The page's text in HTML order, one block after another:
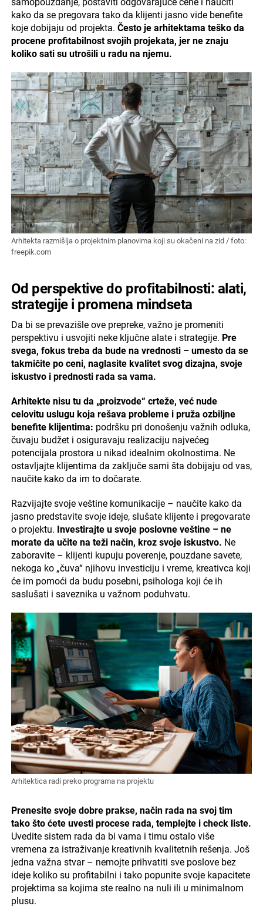
samopouzdanje, postaviti odgovarajuće cene i naučiti
kako da se pregovara tako da klijenti jasno vide benefite
koje dobijaju od projekta. Često je arhitektama teško da
procene profitabilnost svojih projekata, jer ne znaju
koliko sati su utrošili u radu na njemu.
Arhitekta razmišlja o projektnim planovima koji su okačeni na zid / foto:
freepik.com
Od perspektive do profitabilnosti: alati,
strategije i promena mindseta
Da bi se prevazišle ove prepreke, važno je promeniti
perspektivu i usvojiti neke ključne alate i strategije. Pre
svega, fokus treba da bude na vrednosti – umesto da se
takmičite po ceni, naglasite kvalitet svog dizajna, svoje
iskustvo i prednosti rada sa vama.
Arhitekte nisu tu da „proizvode“ crteže, već nude
celovitu uslugu koja rešava probleme i pruža ozbiljne
benefite klijentima: podršku pri donošenju važnih odluka,
čuvaju budžet i osiguravaju realizaciju najvećeg
potencijala prostora u nikad idealnim okolnostima. Ne
ostavljajte klijentima da zaključe sami šta dobijaju od vas,
naučite kako da im to dočarate.
Razvijajte svoje veštine komunikacije – naučite kako da
jasno predstavite svoje ideje, slušate klijente i pregovarate
o projektu. Investirajte u svoje poslovne veštine – ne
morate da učite na teži način, kroz svoje iskustvo. Ne
zaboravite – klijenti kupuju poverenje, pouzdane savete,
nekoga ko „čuva“ njihovu investiciju i vreme, kreativca koji
će im pomoći da budu posebni, psihologa koji će ih
saslušati i saveznika u važnom poduhvatu.
Arhitektica radi preko programa na projektu
Prenesite svoje dobre prakse, način rada na svoj tim
tako što ćete uvesti procese rada, templejte i check liste.
Uvedite sistem rada da bi vama i timu ostalo više
vremena za istraživanje kreativnih kvalitetnih rešenja. Još
jedna važna stvar – nemojte prihvatiti sve poslove bez
ideje koliko su profitabilni i tako popunite svoje kapacitete
projektima sa kojima ste realno na nuli ili u minimalnom
plusu.